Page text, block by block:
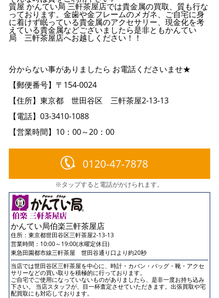
質屋 かんてい局 三軒茶屋店では貴金属の買取、質も行な
っております。金歯や金フレームのメガネ、ご自宅に身
に着けず眠っている貴金属のアクセサリー、現金化を考
えている貴金属などございましたら是非ともかんてい
局 三軒茶屋店へお越しください！！
分からない事がありましたら お電話くださいませ★
【郵便番号】〒154-0024
【住所】東京都 世田谷区 三軒茶屋2-13-13
【電話】03-3410-1088
【営業時間】10：00～20：00
0120-47-7878
※タップすると電話がかけられます。
かんてい局伯楽三軒茶屋店
住所： 東京都世田谷区三軒茶屋2-13-13
営業時間：10:00～19:00(水曜定休日)
東急田園都市線三軒茶屋 世田谷通り口より約20秒
当店では世田谷区三軒茶屋を中心に、時計・カバン・バッグ・靴・アクセ
サリーなどの買い取りを積極的に行っております。
ご自宅でご使用になっていないものがありましたら、是非一度お持ち込み
下さい。 当店スタッフが、目一杯査定させていただきます。出張買取や宅
配買取にも対応しております。